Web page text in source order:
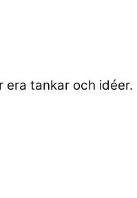
era tankar och idéer.